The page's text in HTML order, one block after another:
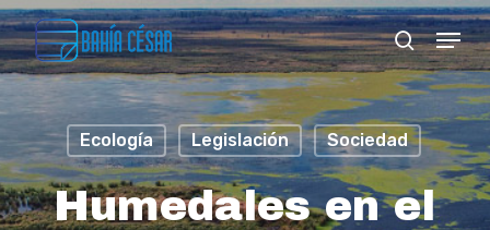
Skip
to
main
content
search
Menu
Ecología Legislación Sociedad
Humedales en el
Close
Menu